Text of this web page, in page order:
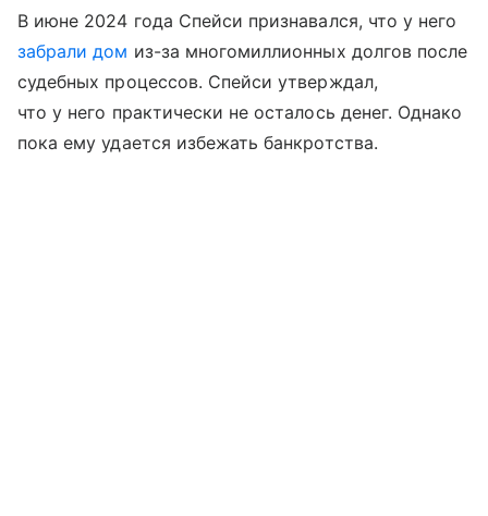
В июне 2024 года Спейси признавался, что у него
забрали дом из-за многомиллионных долгов после
судебных процессов. Спейси утверждал,
что у него практически не осталось денег. Однако
пока ему удается избежать банкротства.